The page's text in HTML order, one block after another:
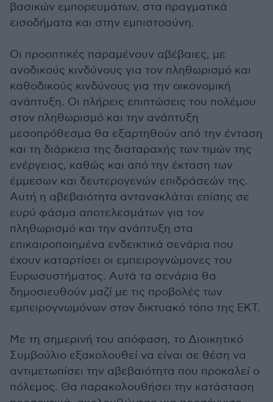
βασικών εμπορευμάτων, στα πραγματικά
εισοδήματα και στην εμπιστοσύνη.
Οι προοπτικές παραμένουν αβέβαιες, με
ανοδικούς κινδύνους για τον πληθωρισμό και
καθοδικούς κινδύνους για την οικονομική
ανάπτυξη. Οι πλήρεις επιπτώσεις του πολέμου
στον πληθωρισμό και την ανάπτυξη
μεσοπρόθεσμα θα εξαρτηθούν από την ένταση
και τη διάρκεια της διαταραχής των τιμών της
ενέργειας, καθώς και από την έκταση των
έμμεσων και δευτερογενών επιδράσεών της.
Αυτή η αβεβαιότητα αντανακλάται επίσης σε
ευρύ φάσμα αποτελεσμάτων για τον
πληθωρισμό και την ανάπτυξη στα
επικαιροποιημένα ενδεικτικά σενάρια που
έχουν καταρτίσει οι εμπειρογνώμονες του
Ευρωσυστήματος. Αυτά τα σενάρια θα
δημοσιευθούν μαζί με τις προβολές των
εμπειρογνωμόνων στον δικτυακό τόπο της ΕΚΤ.
Με τη σημερινή του απόφαση, το Διοικητικό
Συμβούλιο εξακολουθεί να είναι σε θέση να
αντιμετωπίσει την αβεβαιότητα που προκαλεί ο
πόλεμος. Θα παρακολουθήσει την κατάσταση